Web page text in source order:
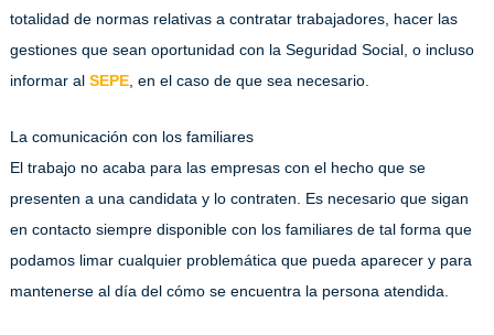
totalidad de normas relativas a contratar trabajadores, hacer las
gestiones que sean oportunidad con la Seguridad Social, o incluso
informar al SEPE, en el caso de que sea necesario.
La comunicación con los familiares
El trabajo no acaba para las empresas con el hecho que se
presenten a una candidata y lo contraten. Es necesario que sigan
en contacto siempre disponible con los familiares de tal forma que
podamos limar cualquier problemática que pueda aparecer y para
mantenerse al día del cómo se encuentra la persona atendida.